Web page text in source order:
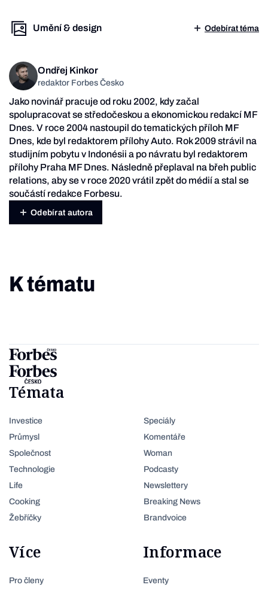
Umění & design Odebírat téma
Ondřej Kinkor
redaktor Forbes Česko
Jako novinář pracuje od roku 2002, kdy začal
spolupracovat se středočeskou a ekonomickou redakcí MF
Dnes. V roce 2004 nastoupil do tematických příloh MF
Dnes, kde byl redaktorem přílohy Auto. Rok 2009 strávil na
studijním pobytu v Indonésii a po návratu byl redaktorem
přílohy Praha MF Dnes. Následně přeplaval na břeh public
relations, aby se v roce 2020 vrátil zpět do médií a stal se
součástí redakce Forbesu.
Odebírat autora
K tématu
Témata
Investice
Průmysl
Společnost
Technologie
Life
Cooking
Žebříčky
Speciály
Komentáře
Woman
Podcasty
Newslettery
Breaking News
Brandvoice
Více
Pro členy
Informace
Eventy